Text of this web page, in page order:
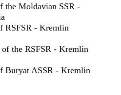
the Moldavian SSR -
RSFSR - Kremlin
the RSFSR - Kremlin
Buryat ASSR - Kremlin